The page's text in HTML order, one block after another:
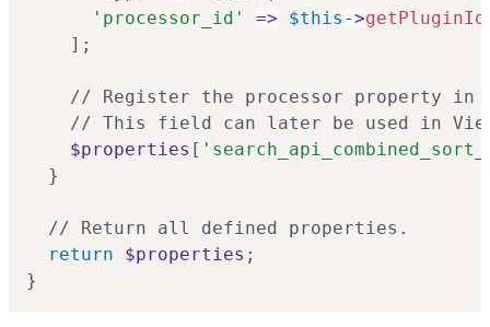
'processor_id'
=> $this ->getPluginId
] ;
// Register the processor property in
// This field can later be used in
$properties [
}
// Return all defined properties.
return
$properties ;
}